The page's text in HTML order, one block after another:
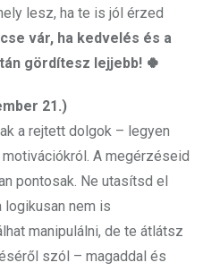
lesz, ha te is jól érzed
vár, ha kedvelés és a
gördítesz lejjebb! 🍀
21.)
a rejtett dolgok – legyen
A megérzéseid
pontosak. Ne utasítsd el
logikusan nem is
manipulálni, de te átlátsz
szól – magaddal és